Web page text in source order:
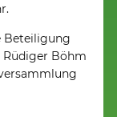
Beteiligung
Rüdiger Böhm